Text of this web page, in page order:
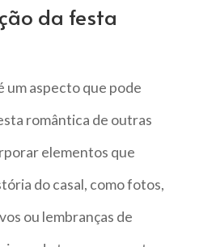
da festa
um aspecto que pode
romântica de outras
elementos que
do casal, como fotos,
ou lembranças de